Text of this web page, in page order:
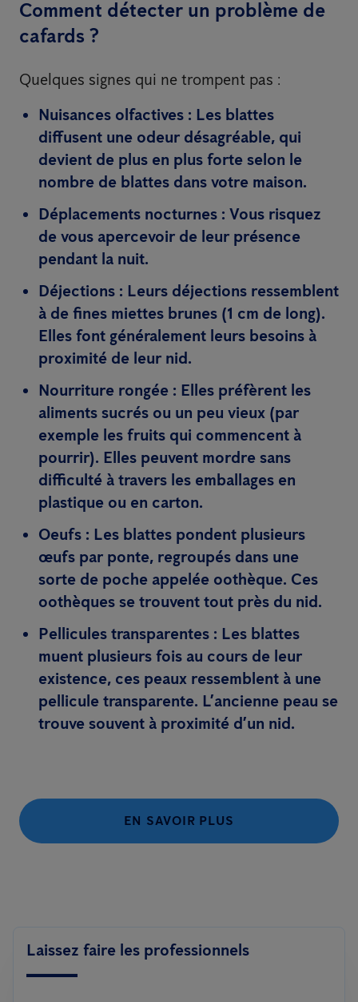
Comment détecter un problème de
cafards ?
Quelques signes qui ne trompent pas :
Nuisances olfactives : Les blattes
diffusent une odeur désagréable, qui
devient de plus en plus forte selon le
nombre de blattes dans votre maison.
Déplacements nocturnes : Vous risquez
de vous apercevoir de leur présence
pendant la nuit.
Déjections : Leurs déjections ressemblent
à de fines miettes brunes (1 cm de long).
Elles font généralement leurs besoins à
proximité de leur nid.
Nourriture rongée : Elles préfèrent les
aliments sucrés ou un peu vieux (par
exemple les fruits qui commencent à
pourrir). Elles peuvent mordre sans
difficulté à travers les emballages en
plastique ou en carton.
Oeufs : Les blattes pondent plusieurs
œufs par ponte, regroupés dans une
sorte de poche appelée oothèque. Ces
oothèques se trouvent tout près du nid.
Pellicules transparentes : Les blattes
muent plusieurs fois au cours de leur
existence, ces peaux ressemblent à une
pellicule transparente. L’ancienne peau se
trouve souvent à proximité d’un nid.
EN SAVOIR PLUS
Laissez faire les professionnels